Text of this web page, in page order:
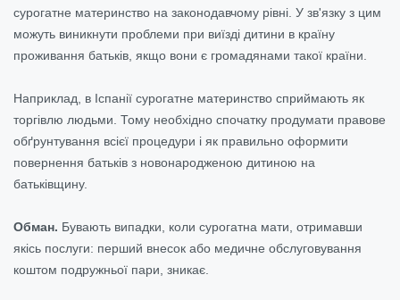
сурогатне материнство на законодавчому рівні. У зв'язку з цим
можуть виникнути проблеми при виїзді дитини в країну
проживання батьків, якщо вони є громадянами такої країни.
Наприклад, в Іспанії сурогатне материнство сприймають як
торгівлю людьми. Тому необхідно спочатку продумати правове
обґрунтування всієї процедури і як правильно оформити
повернення батьків з новонародженою дитиною на
батьківщину.
Обман. Бувають випадки, коли сурогатна мати, отримавши
якісь послуги: перший внесок або медичне обслуговування
коштом подружньої пари, зникає.